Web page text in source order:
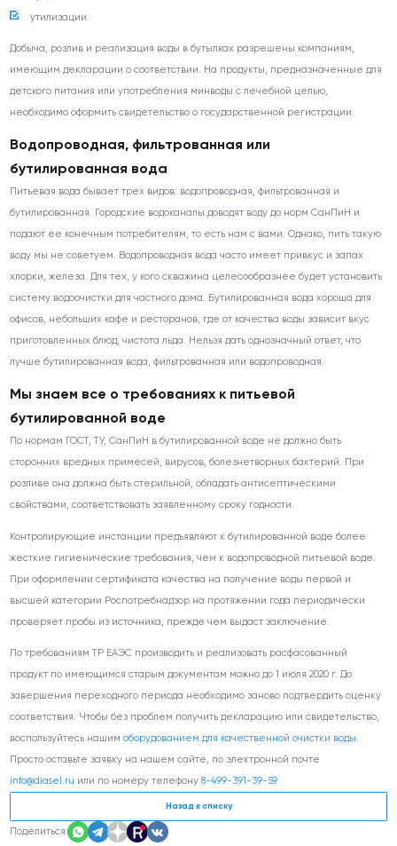
утилизации.
Добыча, розлив и реализация воды в бутылках разрешены компаниям,
имеющим декларации о соответствии. На продукты, предназначенные для
детского питания или употребления минводы с лечебной целью,
необходимо оформить свидетельство о государственной регистрации.
Водопроводная, фильтрованная или
бутилированная вода
Питьевая вода бывает трех видов: водопроводная, фильтрованная и
бутилированная. Городские водоканалы доводят воду до норм СанПиН и
подают ее конечным потребителям, то есть нам с вами. Однако, пить такую
воду мы не советуем. Водопроводная вода часто имеет привкус и запах
хлорки, железа. Для тех, у кого скважина целесообразнее будет установить
систему водоочистки для частного дома. Бутилированная вода хороша для
офисов, небольших кафе и ресторанов, где от качества воды зависит вкус
приготовленных блюд, чистота льда. Нельзя дать однозначный ответ, что
лучше бутилированная вода, фильтрованная или водопроводная.
Мы знаем все о требованиях к питьевой
бутилированной воде
По нормам ГОСТ, ТУ, СанПиН в бутилированной воде не должно быть
сторонних вредных примесей, вирусов, болезнетворных бактерий. При
розливе она должна быть стерильной, обладать антисептическими
свойствами, соответствовать заявленному сроку годности.
Контролирующие инстанции предъявляют к бутилированной воде более
жесткие гигиенические требования, чем к водопроводной питьевой воде.
При оформлении сертификата качества на получение воды первой и
высшей категории Роспотребнадзор на протяжении года периодически
проверяет пробы из источника, прежде чем выдаст заключение.
По требованиям ТР ЕАЭС производить и реализовать расфасованный
продукт по имеющимся старым документам можно до 1 июля 2020 г. До
завершения переходного периода необходимо заново подтвердить оценку
соответствия. Чтобы без проблем получить декларацию или свидетельство,
воспользуйтесь нашимоборудованием для качественной очистки воды.
Просто оставьте заявку на нашем сайте, по электронной почте
info@diasel.ru или по номеру телефону8-499-391-39-59.
Назад к списку
Поделиться: